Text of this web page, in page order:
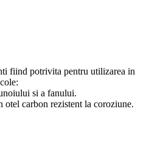
fiind potrivita pentru utilizarea in
si a fanului.
otel carbon rezistent la coroziune.